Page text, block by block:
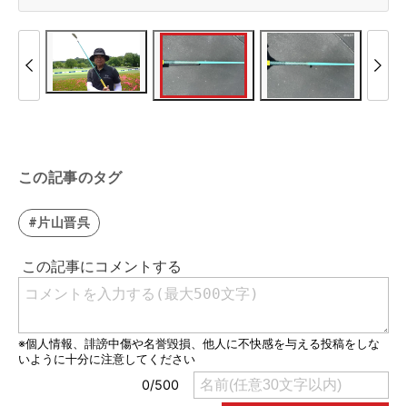
この記事のタグ
#片山晋呉